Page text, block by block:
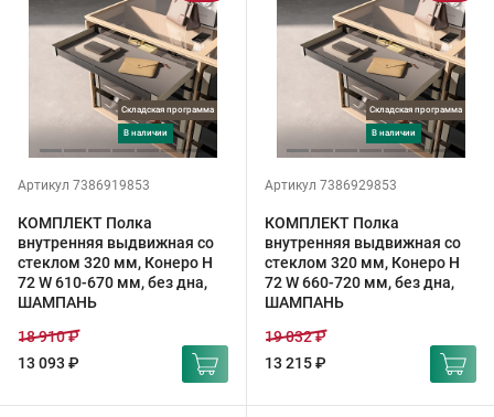
Складская программа
в наличии
Артикул 7386919853
КОМПЛЕКТ Полка
внутренняя выдвижная со
стеклом 320 мм, Конеро H
72 W 610-670 мм, без дна,
ШАМПАНЬ
13 093 ₽
18 910 ₽
Складская программа
в наличии
Артикул 7386929853
КОМПЛЕКТ Полка
внутренняя выдвижная со
стеклом 320 мм, Конеро H
72 W 660-720 мм, без дна,
ШАМПАНЬ
13 215 ₽
19 032 ₽